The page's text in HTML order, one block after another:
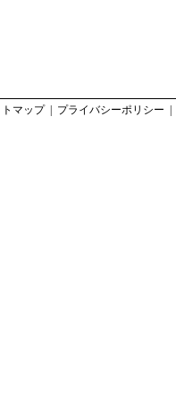
マップ| プライバシーポリシー